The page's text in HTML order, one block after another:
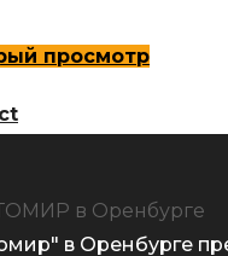
просмотр
в Оренбурге